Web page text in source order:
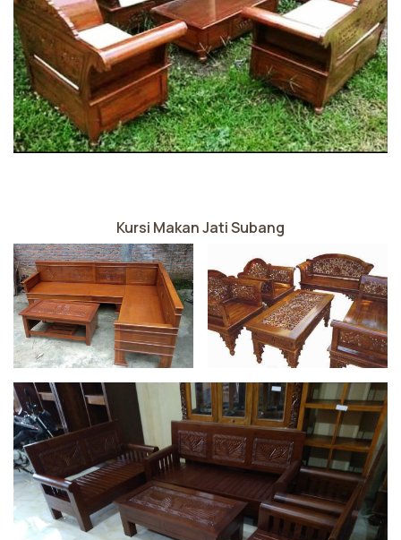
Kursi Makan Jati Subang